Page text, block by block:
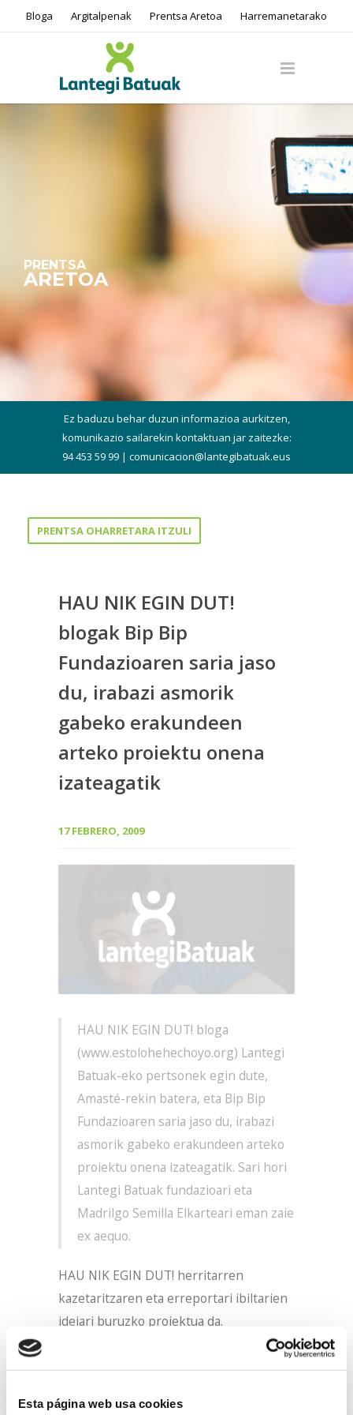
Esta página web usa cookies
Bloga Argitalpenak Prentsa Aretoa Harremanetarako
PRENTSA
ARETOA
Ez baduzu behar duzun informazioa aurkitzen,
komunikazio sailarekin kontaktuan jar zaitezke:
94 453 59 99 | comunicacion@lantegibatuak.eus
PRENTSA OHARRETARA ITZULI
HAU NIK EGIN DUT!
blogak Bip Bip
Fundazioaren saria jaso
du, irabazi asmorik
gabeko erakundeen
arteko proiektu onena
izateagatik
17 FEBRERO, 2009
HAU NIK EGIN DUT! bloga
(www.estolohehechoyo.org) Lantegi
Batuak-eko pertsonek egin dute,
Amasté-rekin batera, eta Bip Bip
Fundazioaren saria jaso du, irabazi
asmorik gabeko erakundeen arteko
proiektu onena izateagatik. Sari hori
Lantegi Batuak fundazioari eta
Madrilgo Semilla Elkarteari eman zaie
ex aequo.
HAU NIK EGIN DUT! herritarren
kazetaritzaren eta erreportari ibiltarien
ideiari buruzko proiektua da.
Alfabetatze, espresio eta komunikazio
mediatikoko programa bat da, Lantegi